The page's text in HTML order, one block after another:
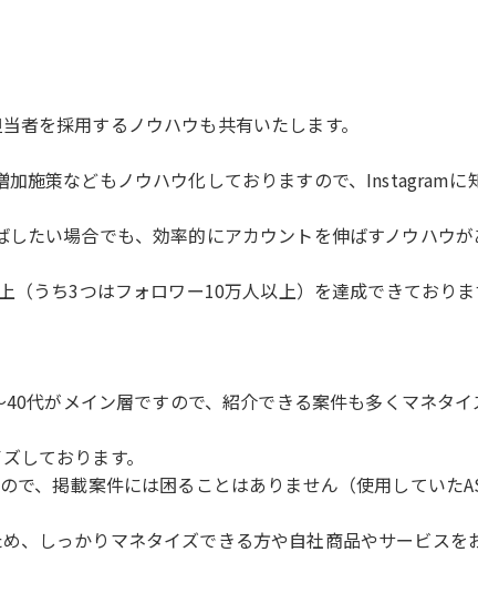
者を採用するノウハウも共有いたします。
施策などもノウハウ化しておりますので、Instagramに
たい場合でも、効率的にアカウントを伸ばすノウハウ
うち3つはフォロワー10万人以上）を達成できておりま
代がメイン層ですので、紹介できる案件も多くマネタイ
しております。
、掲載案件には困ることはありません（使用していた
、しっかりマネタイズできる方や自社商品やサービスを